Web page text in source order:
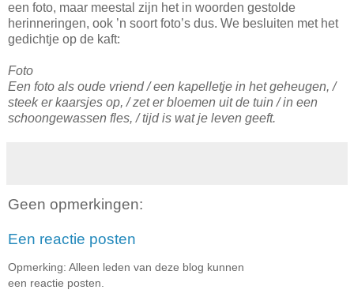
een foto, maar meestal zijn het in woorden gestolde
herinneringen, ook ’n soort foto’s dus. We besluiten met het
gedichtje op de kaft:
Foto
Een foto als oude vriend / een kapelletje in het geheugen, /
steek er kaarsjes op, / zet er bloemen uit de tuin / in een
schoongewassen fles, / tijd is wat je leven geeft.
Geen opmerkingen:
Een reactie posten
Opmerking: Alleen leden van deze blog kunnen
een reactie posten.